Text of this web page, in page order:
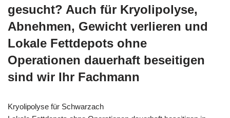
gesucht? Auch für Kryolipolyse,
Abnehmen, Gewicht verlieren und
Lokale Fettdepots ohne
Operationen dauerhaft beseitigen
sind wir Ihr Fachmann
Kryolipolyse für Schwarzach